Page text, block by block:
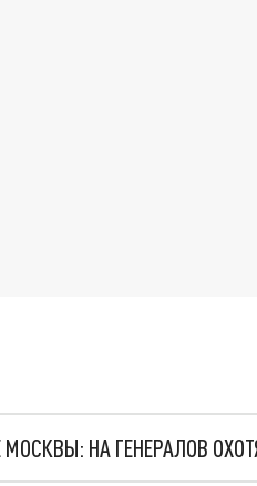
МОСКВЫ: НА ГЕНЕРАЛОВ